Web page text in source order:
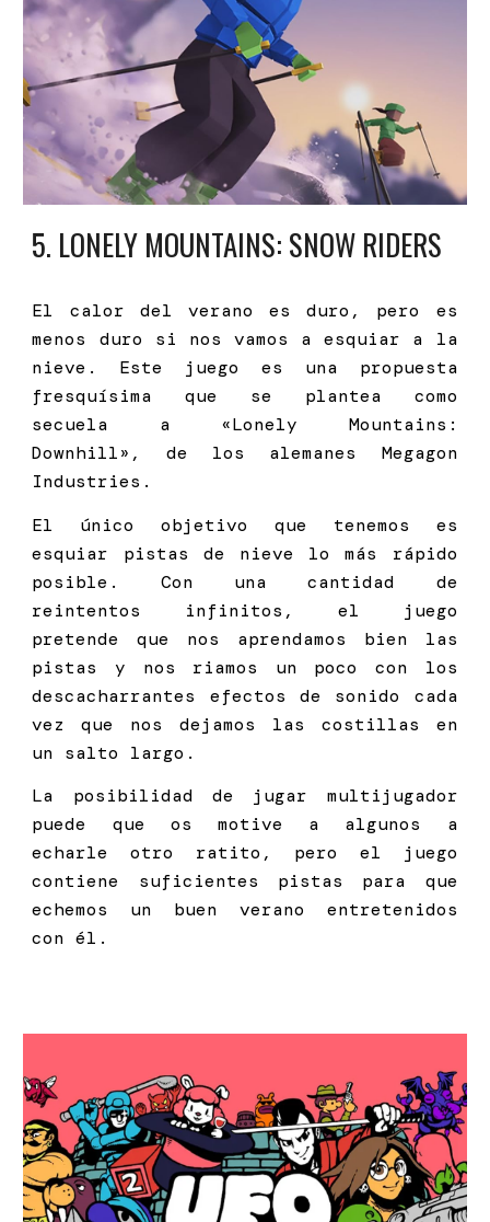
5. LONELY MOUNTAINS: SNOW RIDERS
El calor del verano es duro, pero es
menos duro si nos vamos a esquiar a la
nieve. Este juego es una propuesta
fresquísima que se plantea como
secuela a «Lonely Mountains:
Downhill», de los alemanes Megagon
Industries.
El único objetivo que tenemos es
esquiar pistas de nieve lo más rápido
posible. Con una cantidad de
reintentos infinitos, el juego
pretende que nos aprendamos bien las
pistas y nos riamos un poco con los
descacharrantes efectos de sonido cada
vez que nos dejamos las costillas en
un salto largo.
La posibilidad de jugar multijugador
puede que os motive a algunos a
echarle otro ratito, pero el juego
contiene suficientes pistas para que
echemos un buen verano entretenidos
con él.